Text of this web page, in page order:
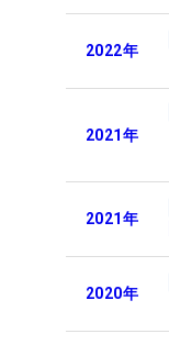
2022年
2021年
2021年
2020年